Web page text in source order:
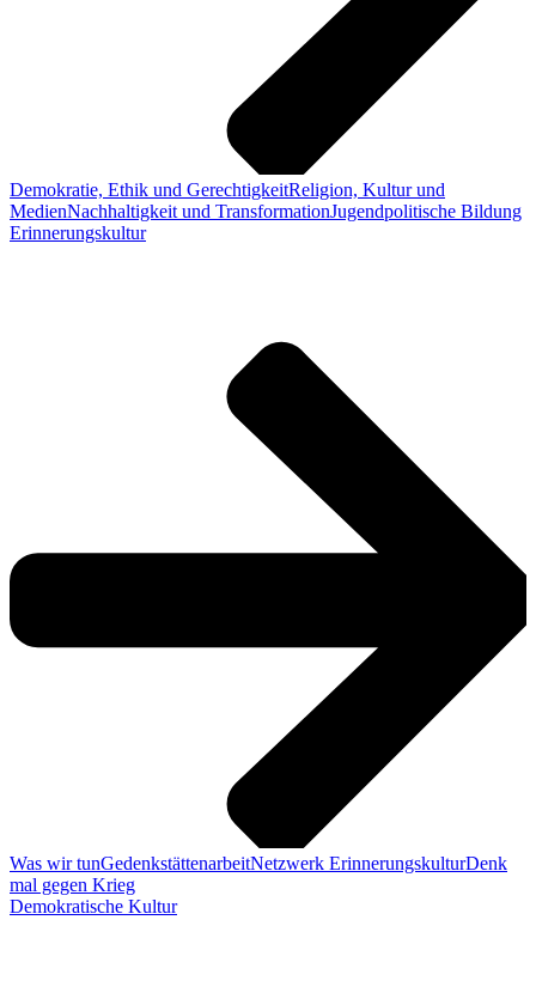
Demokratie, Ethik und GerechtigkeitReligion, Kultur und
MedienNachhaltigkeit und TransformationJugendpolitische Bildung
Erinnerungskultur
Was wir tunGedenkstättenarbeitNetzwerk ErinnerungskulturDenk
mal gegen Krieg
Demokratische Kultur